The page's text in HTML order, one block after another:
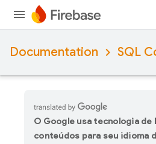
Documentation SQL
O Google usa tecnologia de
conteúdos para seu idioma